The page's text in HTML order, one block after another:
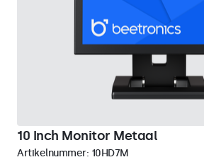
10 Inch Monitor Metaal
Artikelnummer: 10HD7M